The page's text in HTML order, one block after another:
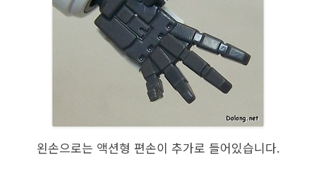
왼손으로는 액션형 편손이 추가로 들어있습니다.